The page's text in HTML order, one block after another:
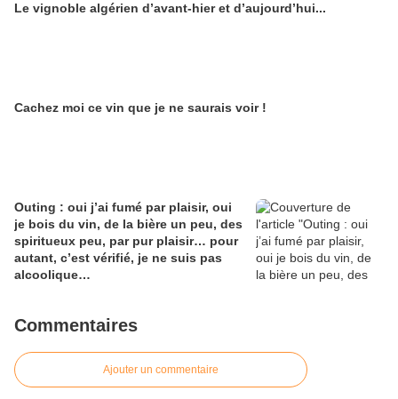
Alain Edouard
Le vignoble algérien d’avant-hier et d’aujourd’hui...
Cachez moi ce vin que je ne saurais voir !
Outing : oui j’ai fumé par plaisir, oui
je bois du vin, de la bière un peu, des
spiritueux peu, par pur plaisir… pour
autant, c’est vérifié, je ne suis pas
alcoolique…
Commentaires
Ajouter un commentaire